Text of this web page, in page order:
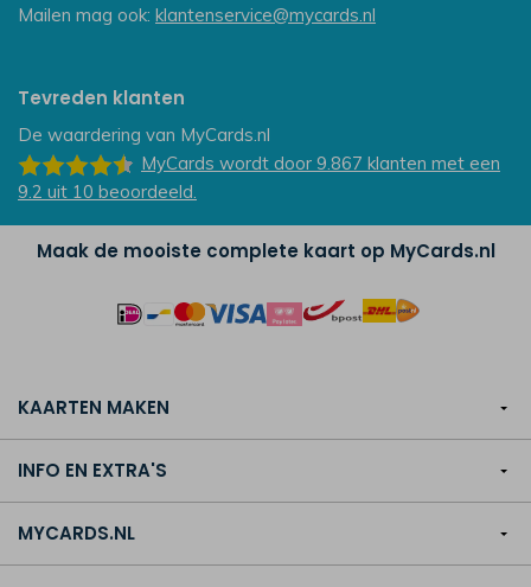
Mailen mag ook: klantenservice@mycards.nl
Tevreden klanten
De waardering van MyCards.nl
MyCards wordt door 9.867 klanten met een
9.2 uit 10 beoordeeld.
Maak de mooiste complete kaart op MyCards.nl
KAARTEN MAKEN
INFO EN EXTRA'S
MYCARDS.NL